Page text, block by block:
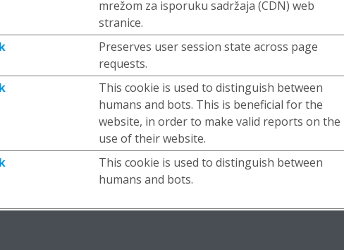
mrežom za isporuku sadržaja (CDN) web
stranice.
Preserves user session state across page
requests.
This cookie is used to distinguish between
humans and bots. This is beneficial for the
website, in order to make valid reports on the
use of their website.
This cookie is used to distinguish between
humans and bots.